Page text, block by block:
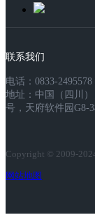
联系我们
电话：0833-
地址：中国（四川
号，天府软件园G8-
Copyright © 2009-
网站地图